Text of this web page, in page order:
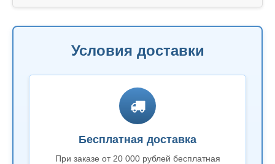
Условия доставки
Бесплатная доставка
При заказе от 20 000 рублей бесплатная